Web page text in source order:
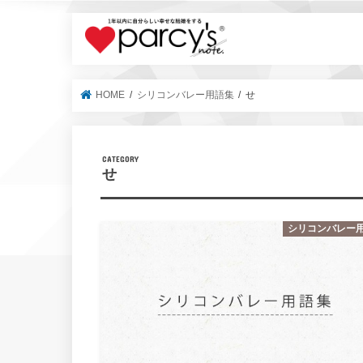
HOME シリコンバレー用語集 せ
せ
シリコンバレー